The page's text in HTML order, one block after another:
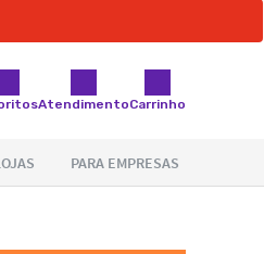
AtendimentoCarrinho